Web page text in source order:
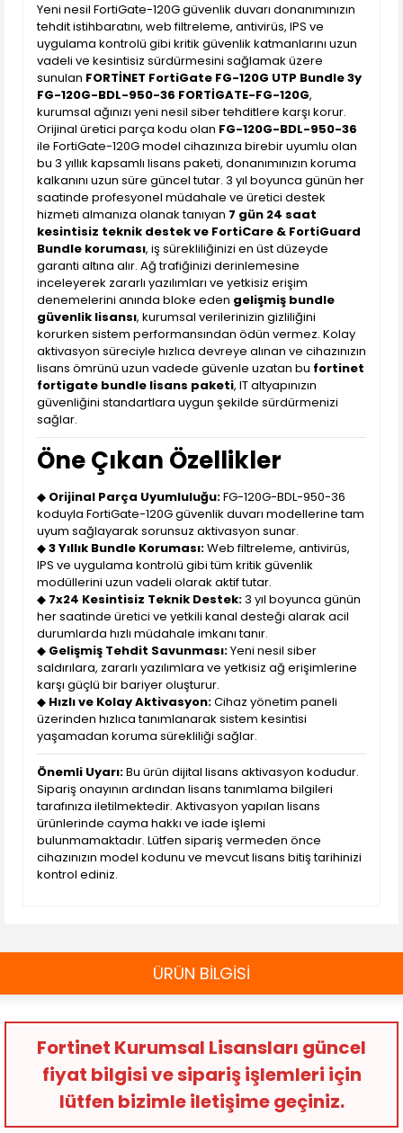
Yeni nesil FortiGate-120G güvenlik duvarı donanımınızın
tehdit istihbaratını, web filtreleme, antivirüs, IPS ve
uygulama kontrolü gibi kritik güvenlik katmanlarını uzun
vadeli ve kesintisiz sürdürmesini sağlamak üzere
sunulan FORTİNET FortiGate FG-120G UTP Bundle 3y
FG-120G-BDL-950-36 FORTİGATE-FG-120G,
kurumsal ağınızı yeni nesil siber tehditlere karşı korur.
Orijinal üretici parça kodu olan FG-120G-BDL-950-36
ile FortiGate-120G model cihazınıza birebir uyumlu olan
bu 3 yıllık kapsamlı lisans paketi, donanımınızın koruma
kalkanını uzun süre güncel tutar. 3 yıl boyunca günün her
saatinde profesyonel müdahale ve üretici destek
hizmeti almanıza olanak tanıyan 7 gün 24 saat
kesintisiz teknik destek ve FortiCare & FortiGuard
Bundle koruması, iş sürekliliğinizi en üst düzeyde
garanti altına alır. Ağ trafiğinizi derinlemesine
inceleyerek zararlı yazılımları ve yetkisiz erişim
denemelerini anında bloke eden gelişmiş bundle
güvenlik lisansı, kurumsal verilerinizin gizliliğini
korurken sistem performansından ödün vermez. Kolay
aktivasyon süreciyle hızlıca devreye alınan ve cihazınızın
lisans ömrünü uzun vadede güvenle uzatan bu fortinet
fortigate bundle lisans paketi, IT altyapınızın
güvenliğini standartlara uygun şekilde sürdürmenizi
sağlar.
Öne Çıkan Özellikler
◆ Orijinal Parça Uyumluluğu:FG-120G-BDL-950-36
koduyla FortiGate-120G güvenlik duvarı modellerine tam
uyum sağlayarak sorunsuz aktivasyon sunar.
◆3 Yıllık Bundle Koruması:Web filtreleme, antivirüs,
IPS ve uygulama kontrolü gibi tüm kritik güvenlik
modüllerini uzun vadeli olarak aktif tutar.
◆ 7x24 Kesintisiz Teknik Destek:3 yıl boyunca günün
her saatinde üretici ve yetkili kanal desteği alarak acil
durumlarda hızlı müdahale imkanı tanır.
◆ Gelişmiş Tehdit Savunması:Yeni nesil siber
saldırılara, zararlı yazılımlara ve yetkisiz ağ erişimlerine
karşı güçlü bir bariyer oluşturur.
◆ Hızlı ve Kolay Aktivasyon:Cihaz yönetim paneli
üzerinden hızlıca tanımlanarak sistem kesintisi
yaşamadan koruma sürekliliği sağlar.
Önemli Uyarı:Bu ürün dijital lisans aktivasyon kodudur.
Sipariş onayının ardından lisans tanımlama bilgileri
tarafınıza iletilmektedir. Aktivasyon yapılan lisans
ürünlerinde cayma hakkı ve iade işlemi
bulunmamaktadır. Lütfen sipariş vermeden önce
cihazınızın model kodunu ve mevcut lisans bitiş tarihinizi
kontrol ediniz.
ÜRÜN BİLGİSİ
Fortinet Kurumsal Lisansları güncel
fiyat bilgisi ve sipariş işlemleri için
lütfen bizimle iletişime geçiniz.